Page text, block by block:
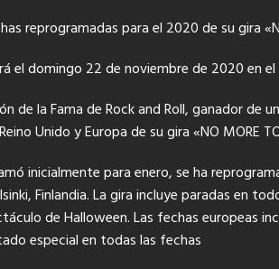
reprogramadas para el 2020 de su gira
el domingo 22 de noviembre de 2020 en
de la Fama de Rock and Roll, ganador de
Unido y Europa de su gira «NO MORE
inicialmente para enero, se ha
Finlandia. La gira incluye paradas en
de Halloween. Las fechas europeas
especial en todas las fechas